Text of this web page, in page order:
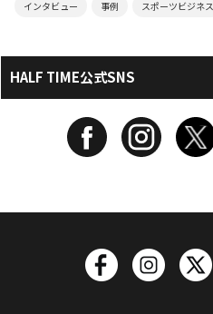
インタビュー 事例 スポーツビジネス
HALF TIME公式SNS